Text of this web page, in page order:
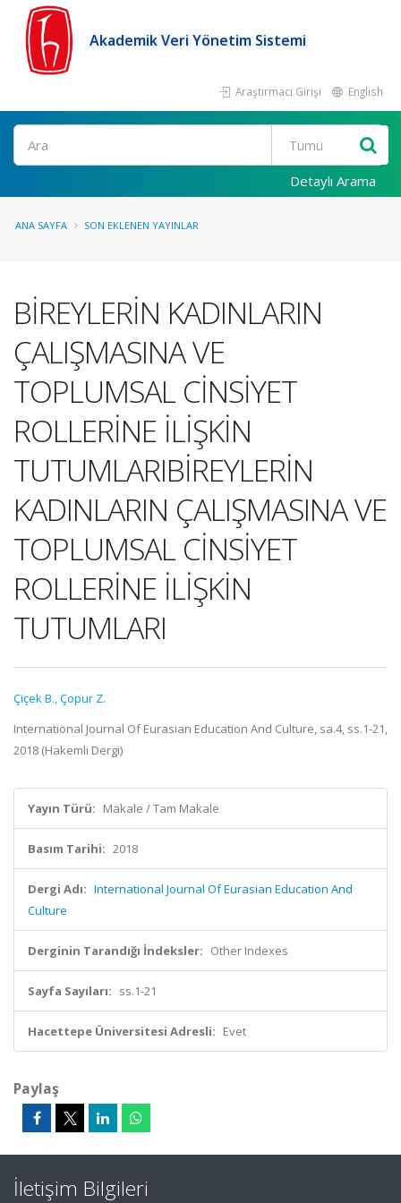
Akademik Veri Yönetim Sistemi
Araştırmacı Girişi English
Ara
Detaylı Arama
ANA SAYFA SON EKLENEN YAYINLAR
BİREYLERİN KADINLARIN
ÇALIŞMASINA VE
TOPLUMSAL CİNSİYET
ROLLERİNE İLİŞKİN
TUTUMLARIBİREYLERİN
KADINLARIN ÇALIŞMASINA VE
TOPLUMSAL CİNSİYET
ROLLERİNE İLİŞKİN
TUTUMLARI
Çiçek B.,Çopur Z.
International Journal Of Eurasian Education And Culture, sa.4, ss.1-21,
2018 (Hakemli Dergi)
Yayın Türü: Makale / Tam Makale
Basım Tarihi: 2018
Dergi Adı: International Journal Of Eurasian Education And
Culture
Derginin Tarandığı İndeksler: Other Indexes
Sayfa Sayıları: ss.1-21
Hacettepe Üniversitesi Adresli: Evet
Paylaş
İletişim Bilgileri